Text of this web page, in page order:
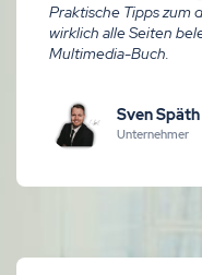
Praktische Tipps zum
wirklich alle Seiten
Multimedia-Buch.
Sven Späth
Unternehmer